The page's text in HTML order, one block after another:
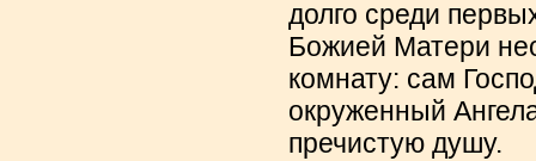
долго среди
Божией Матери
комнату: сам
окруженный
пречистую душу.